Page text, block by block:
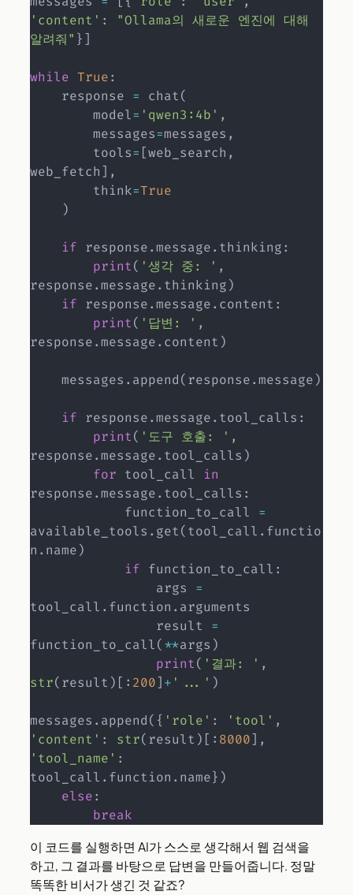
'content' :
"Ollama의 새로운 엔진에 대해
알려줘" }]
while True:
    response
= chat(
        model
= 'qwen3:4b' ,
        messages
=messages ,
        tools
= [web_search ,
web_fetch] ,
        think
=True
)
if response.message. thinking:
print( '생각 중: ' ,
response.message. thinking)
if response.message. content :
print( '답변: ' ,
response.message. content )
    messages
. append(response.message)
if response.message. tool_calls :
print( '도구 호출: ' ,
response.message. tool_calls )
for tool_call in
response.message. tool_calls :
            function_to_call
=
available_tools . get(tool_call . functio
n . name)
if function_to_call :
                args
=
tool_call . function . arguments
                result
=
function_to_call(**args )
print( '결과: ' ,
str(result ) [ : 200] + '...' )
messages . append( { 'role' : 'tool' ,
'content' : str(result ) [ : 8000] ,
'tool_name' :
tool_call . function . name} )
else:
break
이 코드를 실행하면 AI가 스스로 생각해서 웹 검색을
하고, 그 결과를 바탕으로 답변을 만들어줍니다. 정말
똑똑한 비서가 생긴 것 같죠?